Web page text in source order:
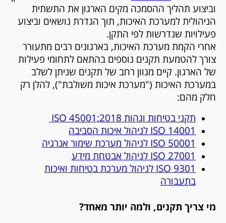
וביצוע תהליך ההסמכה מקים הארגון את התשתית
הניהולית למערכת האיכות, תוך הגדרת נושאים וביצוע
פעילויות שנדרשות לפי התקן.
אחרי הקמת מערכת האיכות, בארגונים רבים מתעורר
צורך להטמעת תקנים נוספים בהתאם לתחומי פעילות
של הארגון. קיים מגוון רחב של תקנים שניתן לשלב
במערכת האיכות ("מערכת איכות משולבת"), להלן רק
חלק מהם:
תקני בטיחות וגהות ISO 45001:2018
14001
ISO לניהול איכות הסביבה
50001
ISO לניהול מערכת שימור אנרגיה
27001
ISO לניהול אבטחת מידע
9301
ISO לניהול מערכת בטיחות ואיכות
בתעבורה
מי צריך תקנים, ולמה יותר מאחד?